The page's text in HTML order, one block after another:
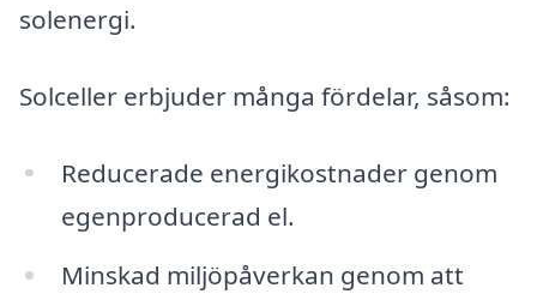
solenergi.
Solceller erbjuder många fördelar, såsom:
Reducerade energikostnader genom
egenproducerad el.
Minskad miljöpåverkan genom att